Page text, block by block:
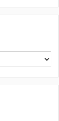
した。「漫
いえば集英
という親た